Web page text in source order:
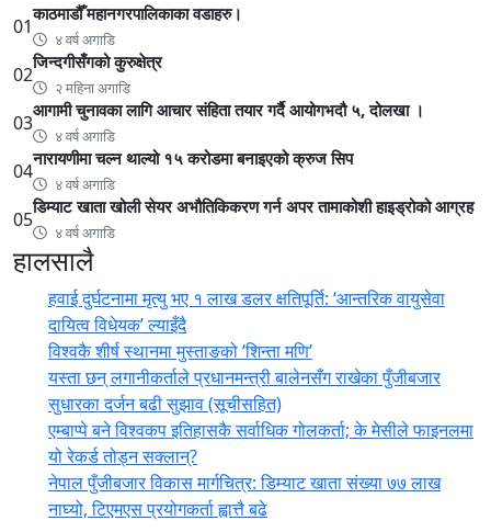
01
काठमाडौँ महानगरपालिकाका वडाहरु।
४ वर्ष अगाडि
02
जिन्दगीसँगको कुरुक्षेत्र
२ महिना अगाडि
03
आगामी चुनावका लागि आचार संहिता तयार गर्दै आयोगभदौ ५, दोलखा ।
४ वर्ष अगाडि
04
नारायणीमा चल्न थाल्यो १५ करोडमा बनाइएको क्रुज सिप
४ वर्ष अगाडि
05
डिम्याट खाता खोली सेयर अभौतिकिकरण गर्न अपर तामाकोशी हाइड्रोको आग्रह
४ वर्ष अगाडि
हालसालै
हवाई दुर्घटनामा मृत्यु भए १ लाख डलर क्षतिपूर्ति: ‘आन्तरिक वायुसेवा
दायित्व विधेयक’ ल्याइँदै
विश्वकै शीर्ष स्थानमा मुस्ताङको ‘शिन्ता मणि’
यस्ता छन् लगानीकर्ताले प्रधानमन्त्री ‍बालेनसँग राखेका पुँजीबजार
सुधारका दर्जन बढी सुझाव (सूचीसहित)
एम्बाप्पे बने विश्वकप इतिहासकै सर्वाधिक गोलकर्ता; के मेसीले फाइनलमा
यो रेकर्ड तोड्न सक्लान्?
नेपाल पुँजीबजार विकास मार्गचित्र: डिम्याट खाता संख्या ७७ लाख
नाघ्यो, टिएमएस प्रयोगकर्ता ह्वात्तै बढे